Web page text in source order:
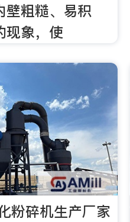
壁粗糙、易积
现象，使
粉碎机生产厂家